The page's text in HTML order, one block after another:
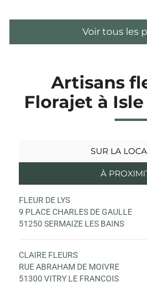
Voir tous les
Artisans
Florajet à
SUR LA
À
FLEUR DE LYS
9 PLACE CHARLES DE GAULLE
51250 SERMAIZE LES BAINS
CLAIRE FLEURS
RUE ABRAHAM DE MOIVRE
51300 VITRY LE FRANCOIS